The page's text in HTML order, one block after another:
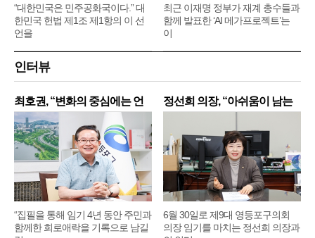
“대한민국은 민주공화국이다.” 대
한민국 헌법 제1조 제1항의 이 선
언을
메
최근 이재명 정부가 재계 총수들과
함께 발표한 ‘AI 메가프로젝트’는
이
인터뷰
최호권, “변화의 중심에는 언
제
“집필을 통해 임기 4년 동안 주민과
함께한 희로애락을 기록으로 남길
정선희 의장, “아쉬움이 남는
6월 30일로 제9대 영등포구의회
의장 임기를 마치는 정선희 의장과